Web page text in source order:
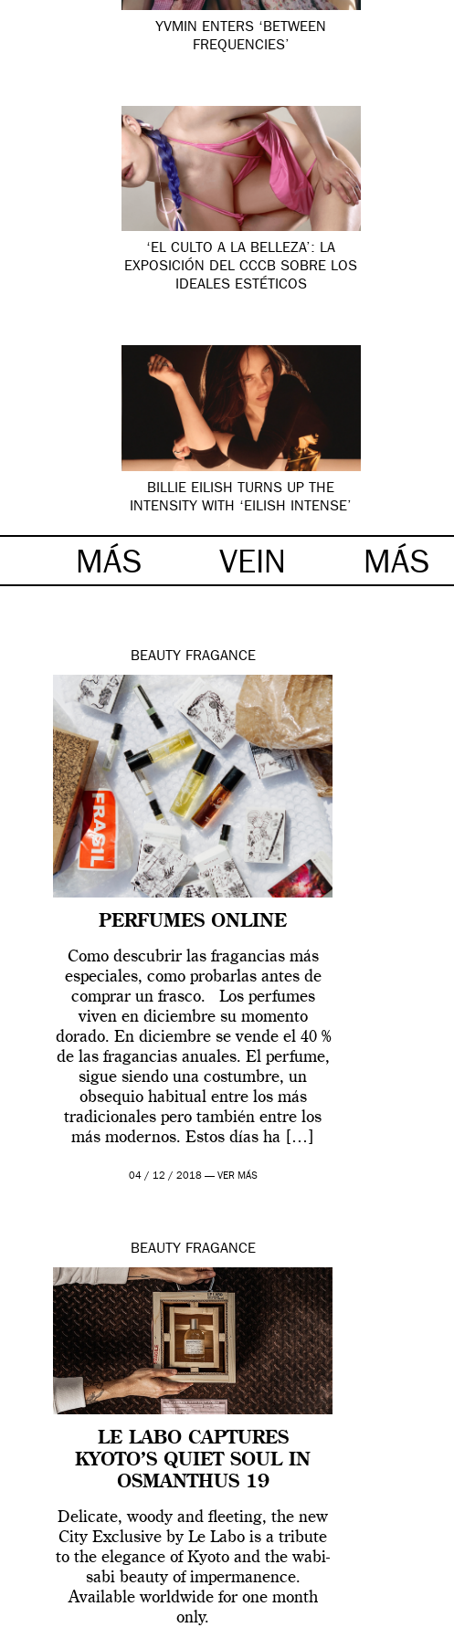
YVMIN ENTERS ‘BETWEEN
FREQUENCIES’
‘EL CULTO A LA BELLEZA’: LA
EXPOSICIÓN DEL CCCB SOBRE LOS
IDEALES ESTÉTICOS
BILLIE EILISH TURNS UP THE
INTENSITY WITH ‘EILISH INTENSE’
MÁS VEIN MÁS
BEAUTY FRAGANCE
PERFUMES ONLINE
Como descubrir las fragancias más
especiales, como probarlas antes de
comprar un frasco. Los perfumes
viven en diciembre su momento
dorado. En diciembre se vende el 40 %
de las fragancias anuales. El perfume,
sigue siendo una costumbre, un
obsequio habitual entre los más
tradicionales pero también entre los
más modernos. Estos días ha […]
04 / 12 / 2018 — VER MÁS
BEAUTY FRAGANCE
LE LABO CAPTURES
KYOTO’S QUIET SOUL IN
OSMANTHUS 19
Delicate, woody and fleeting, the new
City Exclusive by Le Labo is a tribute
to the elegance of Kyoto and the wabi-
sabi beauty of impermanence.
Available worldwide for one month
only.